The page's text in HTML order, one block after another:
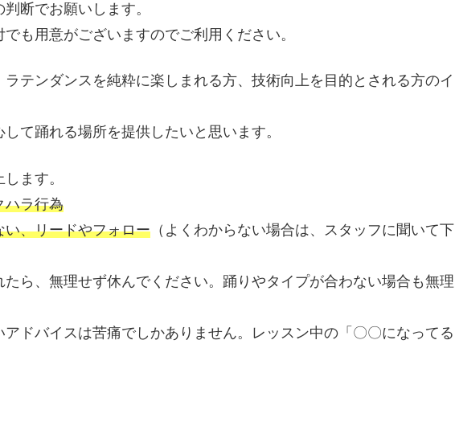
断でお願いします。
も用意がございますのでご利用ください。
テンダンスを純粋に楽しまれる方、技術向上を目的とされる方のイ
て踊れる場所を提供したいと思います。
ます。
ハラ行為
、リードやフォロー （よくわからない場合は、スタッフに聞いて下
たら、無理せず休んでください。踊りやタイプが合わない場合も無理
アドバイスは苦痛でしかありません。レッスン中の「〇〇になってる